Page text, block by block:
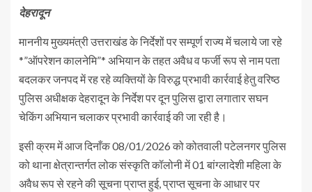
देहरादून
माननीय मुख्यमंत्री उत्तराखंड के निर्देशों पर सम्पूर्ण राज्य में चलाये जा रहे
*”ऑपरेशन कालनेमि”* अभियान के तहत अवैध व फर्जी रूप से नाम पता
बदलकर जनपद में रह रहे व्यक्तियों के विरुद्ध प्रभावी कार्रवाई हेतु वरिष्ठ
पुलिस अधीक्षक देहरादून के निर्देश पर दून पुलिस द्वारा लगातार सघन
चेकिंग अभियान चलाकर प्रभावी कार्रवाई की जा रही है।
इसी क्रम में आज दिनाँक 08/01/2026 को कोतवाली पटेलनगर पुलिस
को थाना क्षेत्रान्तर्गत लोक संस्कृति कॉलोनी में 01 बांग्लादेशी महिला के
अवैध रूप से रहने की सूचना प्राप्त हुई, प्राप्त सूचना के आधार पर